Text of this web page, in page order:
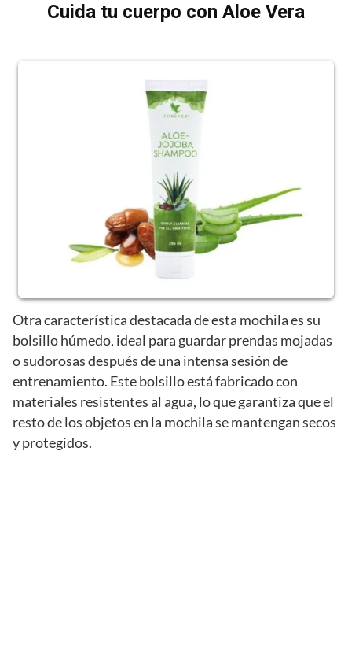
Cuida tu cuerpo con Aloe Vera
Otra característica destacada de esta mochila es su
bolsillo húmedo, ideal para guardar prendas mojadas
o sudorosas después de una intensa sesión de
entrenamiento. Este bolsillo está fabricado con
materiales resistentes al agua, lo que garantiza que el
resto de los objetos en la mochila se mantengan secos
y protegidos.